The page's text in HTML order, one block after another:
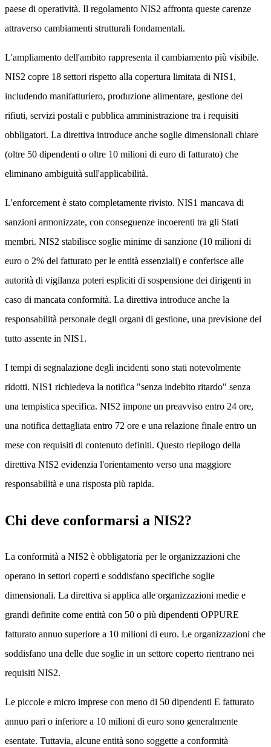
paese di operatività. Il regolamento NIS2 affronta queste carenze
attraverso cambiamenti strutturali fondamentali.
L'ampliamento dell'ambito rappresenta il cambiamento più visibile.
NIS2 copre 18 settori rispetto alla copertura limitata di NIS1,
includendo manifatturiero, produzione alimentare, gestione dei
rifiuti, servizi postali e pubblica amministrazione tra i requisiti
obbligatori. La direttiva introduce anche soglie dimensionali chiare
(oltre 50 dipendenti o oltre 10 milioni di euro di fatturato) che
eliminano ambiguità sull'applicabilità.
L'enforcement è stato completamente rivisto. NIS1 mancava di
sanzioni armonizzate, con conseguenze incoerenti tra gli Stati
membri. NIS2 stabilisce soglie minime di sanzione (10 milioni di
euro o 2% del fatturato per le entità essenziali) e conferisce alle
autorità di vigilanza poteri espliciti di sospensione dei dirigenti in
caso di mancata conformità. La direttiva introduce anche la
responsabilità personale degli organi di gestione, una previsione del
tutto assente in NIS1.
I tempi di segnalazione degli incidenti sono stati notevolmente
ridotti. NIS1 richiedeva la notifica "senza indebito ritardo" senza
una tempistica specifica. NIS2 impone un preavviso entro 24 ore,
una notifica dettagliata entro 72 ore e una relazione finale entro un
mese con requisiti di contenuto definiti. Questo riepilogo della
direttiva NIS2 evidenzia l'orientamento verso una maggiore
responsabilità e una risposta più rapida.
Chi deve conformarsi a NIS2?
La conformità a NIS2 è obbligatoria per le organizzazioni che
operano in settori coperti e soddisfano specifiche soglie
dimensionali. La direttiva si applica alle organizzazioni medie e
grandi definite come entità con 50 o più dipendenti OPPURE
fatturato annuo superiore a 10 milioni di euro. Le organizzazioni che
soddisfano una delle due soglie in un settore coperto rientrano nei
requisiti NIS2.
Le piccole e micro imprese con meno di 50 dipendenti E fatturato
annuo pari o inferiore a 10 milioni di euro sono generalmente
esentate. Tuttavia, alcune entità sono soggette a conformità